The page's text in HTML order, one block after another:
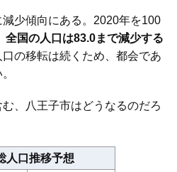
少傾向にある。2020年を100
全国の人口は83.0まで減少する
の移転は続くため、都会であ
、八王子市はどうなるのだろ
人口推移予想